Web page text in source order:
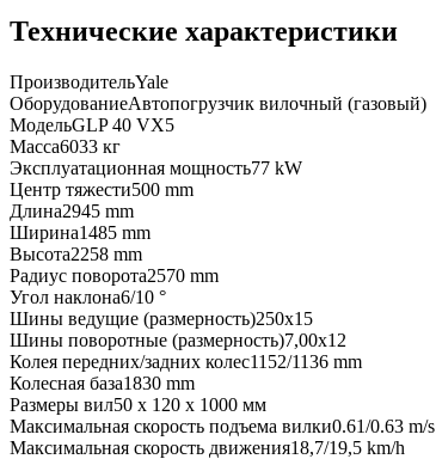
Технические характеристики
ПроизводительYale
ОборудованиеАвтопогрузчик вилочный (газовый)
МодельGLP 40 VX5
Масса6033 кг
Эксплуатационная мощность77 kW
Центр тяжести500 mm
Длина2945 mm
Ширина1485 mm
Высота2258 mm
Радиус поворота2570 mm
Угол наклона6/10 °
Шины ведущие (размерность)250x15
Шины поворотные (размерность)7,00х12
Колея передних/задних колес1152/1136 mm
Колесная база1830 mm
Размеры вил50 x 120 x 1000 мм
Максимальная скорость подъема вилки0.61/0.63 m/s
Максимальная скорость движения18,7/19,5 km/h